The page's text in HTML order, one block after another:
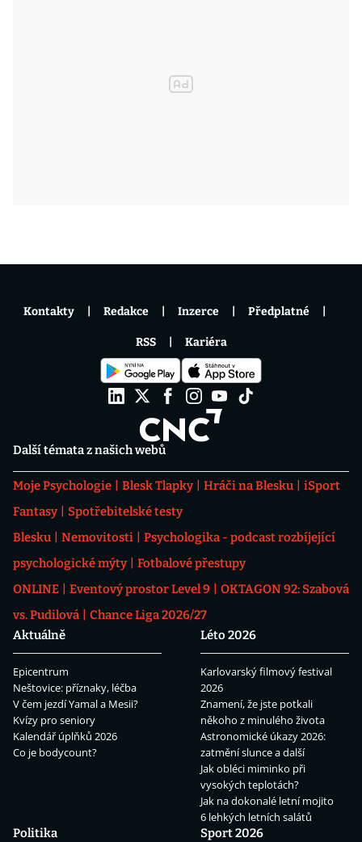
Další témata z našich webů
Moje Psychologie Blesk Tlapky Hráči na Blesku
iSport
Fantasy
Spotřebitelské testy
Blesku
Nemovitosti
Psychologika - podcast rozbíjející
psychologické mýty
Fotbalové přestupy
ONLINE
Eventový prostor Level 9
OKTAGON 92: Szabová
vs. Pudilová
Chance Liga 2026/27
Aktuálně
Epicentrum
Neštovice: příznaky, léčba
V čem jezdí Yamal a Mesii?
Kvízy pro seniory
Kalendář úplňků 2026
Co je bodycount?
Léto 2026
Karlovarský filmový festival
2026
Znamení, že jste potkali
někoho z minulého života
Astronomické úkazy 2026:
zatmění slunce a další
Jak obléci miminko při
vysokých teplotách?
Jak na dokonalé letní mojito
6 lehkých letních salátů
Politika
Sport 2026
Kontakty Redakce Inzerce Předplatné
RSS Kariéra